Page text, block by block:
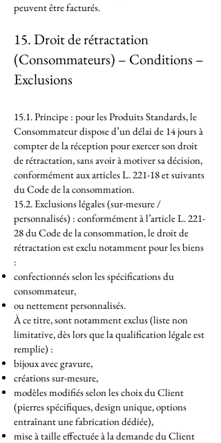
peuvent être facturés.
15. Droit de rétractation
(Consommateurs) – Conditions –
Exclusions
15.1. Principe : pour les Produits Standards, le
Consommateur dispose d’un délai de 14 jours à
compter de la réception pour exercer son droit
de rétractation, sans avoir à motiver sa décision,
conformément aux articles L. 221-18 et suivants
du Code de la consommation.
15.2. Exclusions légales (sur-mesure /
personnalisés) : conformément à l’article L. 221-
28 du Code de la consommation, le droit de
rétractation est exclu notamment pour les biens
:
confectionnés selon les spécifications du
consommateur,
ou nettement personnalisés.
À ce titre, sont notamment exclus (liste non
limitative, dès lors que la qualification légale est
remplie) :
bijoux avec gravure,
créations sur-mesure,
modèles modifiés selon les choix du Client
(pierres spécifiques, design unique, options
entraînant une fabrication dédiée),
mise à taille effectuée à la demande du Client